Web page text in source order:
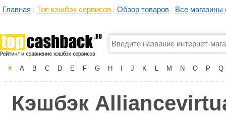
Главная | Топ кэшбэк сервисов | Обзор товаров | Все
# A B C D E F G H J K L M N O P Q
Кэшбэк